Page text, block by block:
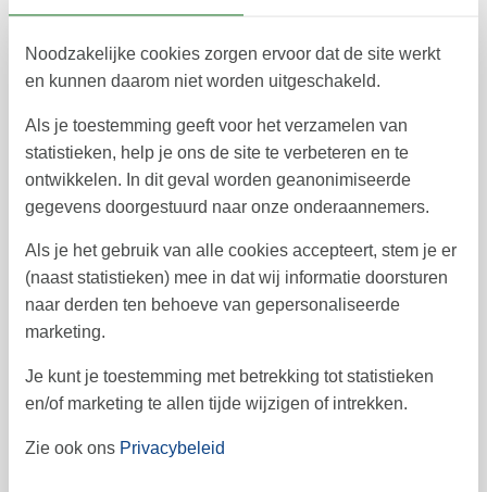
42 12 13 14
43 19 20 21 22 23 24 25
45
Prijs
Aankomst
Vertrek
Personen
Noodzakelijke cookies zorgen ervoor dat de site werkt
en kunnen daarom niet worden uitgeschakeld.
Als je toestemming geeft voor het verzamelen van
statistieken, help je ons de site te verbeteren en te
ontwikkelen. In dit geval worden geanonimiseerde
gegevens doorgestuurd naar onze onderaannemers.
Als je het gebruik van alle cookies accepteert, stem je er
(naast statistieken) mee in dat wij informatie doorsturen
naar derden ten behoeve van gepersonaliseerde
marketing.
Je kunt je toestemming met betrekking tot statistieken
en/of marketing te allen tijde wijzigen of intrekken.
Zie ook ons Privacybeleid